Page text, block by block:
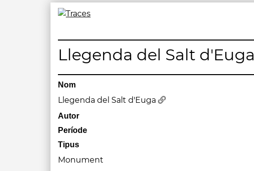
Skip
Llegenda del Salt d'Euga
Nom
Llegenda del Salt d'Euga
Autor
Període
Tipus
Monument